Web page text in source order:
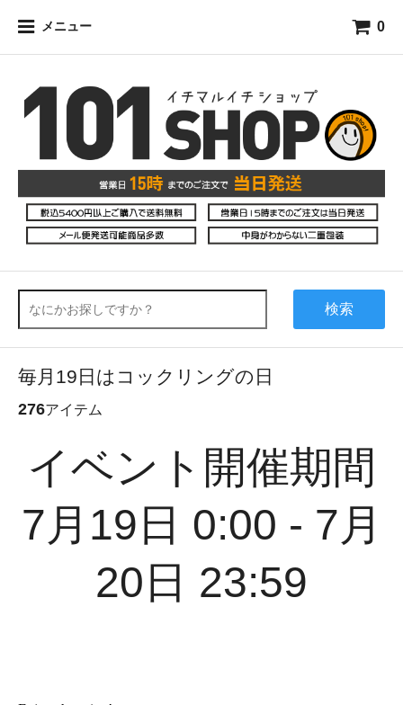
メニュー 0
検索
毎月19日はコックリングの日
276アイテム
イベント開催期間
7月19日 0:00 - 7月
20日 23:59